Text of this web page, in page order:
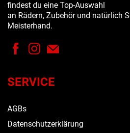
findest du eine Top-Auswahl
an Rädern, Zubehör und natürlich
Meisterhand.
SERVICE
AGBs
Datenschutzerklärung